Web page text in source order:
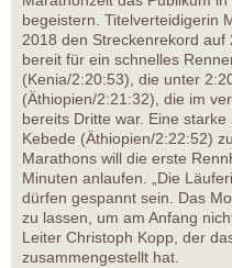
begeistern. Titelverteidigerin
2018 den Streckenrekord
bereit für ein schnelles
(Kenia/2:20:53), die unter
(Äthiopien/2:21:32), die im
bereits Dritte war. Eine
Kebede (Äthiopien/2:22:52)
Marathons will die erste
Minuten anlaufen. „Die
dürfen gespannt sein. Das
zu lassen, um am Anfang
Leiter Christoph Kopp, der
zusammengestellt hat.